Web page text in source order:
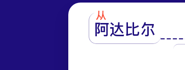
从
阿达比尔